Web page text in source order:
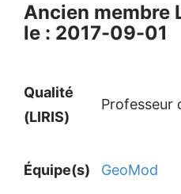
Ancien membre
le : 2017-09-01
Qualité
(LIRIS)
Professeur
Équipe(s) GeoMod